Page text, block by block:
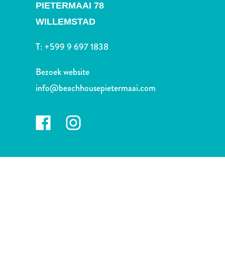
PIETERMAAI 78
WILLEMSTAD
T:+599 9 697 1838
Bezoek website
info@beachhousepietermaai.com